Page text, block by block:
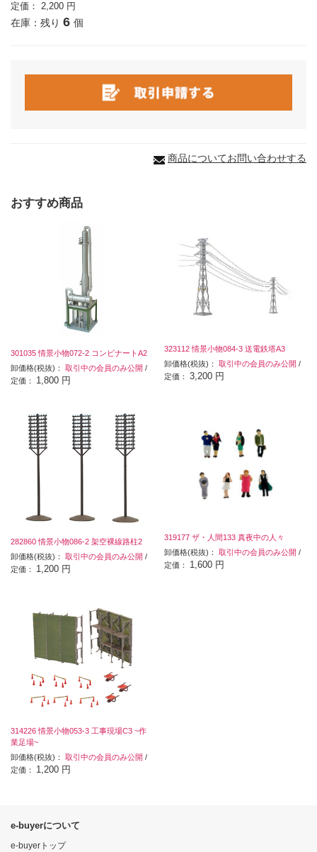
定価： 2,200 円
在庫：残り 6 個
商品についてお問い合わせする
おすすめ商品
301035 情景小物072-2 コンビナートA2
卸価格(税抜)： 取引中の会員のみ公開 /
定価： 1,800 円
323112 情景小物084-3 送電鉄塔A3
卸価格(税抜)：取引中の会員のみ公開 /
定価：3,200 円
282860 情景小物086-2 架空裸線路柱2
卸価格(税抜)： 取引中の会員のみ公開 /
定価： 1,200 円
319177 ザ・人間133 真夜中の人々
卸価格(税抜)：取引中の会員のみ公開 /
定価： 1,600 円
314226 情景小物053-3 工事現場C3 ~作
業足場~
卸価格(税抜)： 取引中の会員のみ公開 /
定価： 1,200 円
e-buyerについて
e-buyerトップ